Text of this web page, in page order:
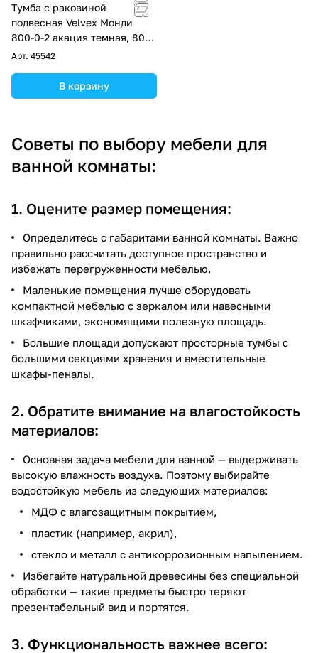
Тумба с раковиной
подвесная Velvex Монди
800-0-2 акация темная, 80
см
Арт. 45542
В корзину
Советы по выбору мебели для
ванной комнаты:
1. Оцените размер помещения:
Определитесь с габаритами ванной комнаты. Важно
правильно рассчитать доступное пространство и
избежать перегруженности мебелью.
Маленькие помещения лучше оборудовать
компактной мебелью с зеркалом или навесными
шкафчиками, экономящими полезную площадь.
Большие площади допускают просторные тумбы с
большими секциями хранения и вместительные
шкафы-пеналы.
2. Обратите внимание на влагостойкость
материалов:
Основная задача мебели для ванной — выдерживать
высокую влажность воздуха. Поэтому выбирайте
водостойкую мебель из следующих материалов:
МДФ с влагозащитным покрытием,
пластик (например, акрил),
стекло и металл с антикоррозионным напылением.
Избегайте натуральной древесины без специальной
обработки — такие предметы быстро теряют
презентабельный вид и портятся.
3. Функциональность важнее всего: